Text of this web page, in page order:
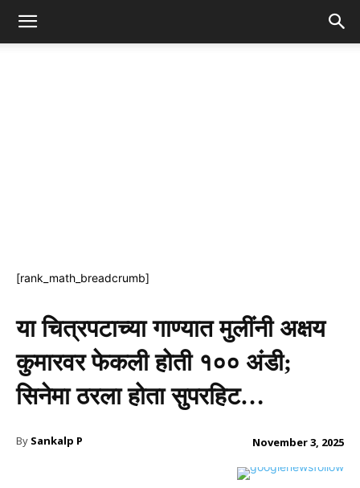
[rank_math_breadcrumb]
या चित्रपटाच्या गाण्यात मुलींनी अक्षय
कुमारवर फेकली होती १०० अंडी;
सिनेमा ठरला होता सुपरहिट…
By Sankalp P November 3, 2025